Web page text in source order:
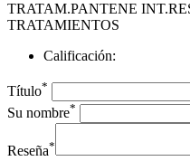
TRATAM.PANTENE
TRATAMIENTOS
Calificación:
Título*
Su nombre*
Reseña*